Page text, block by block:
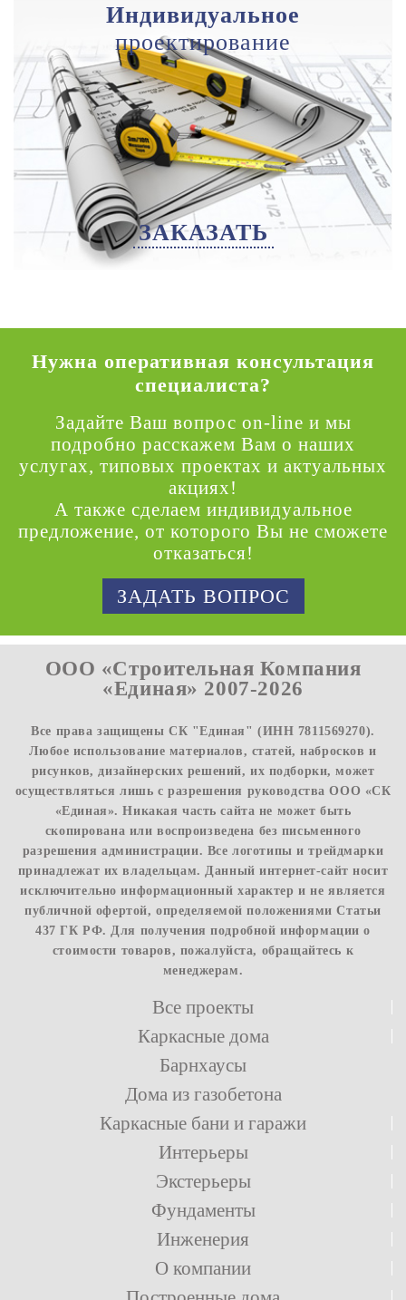
Индивидуальное
проектирование
ЗАКАЗАТЬ
Нужна оперативная консультация
специалиста?
Задайте Ваш вопрос on-line и мы
подробно расскажем Вам о наших
услугах, типовых проектах и актуальных
акциях!
А также сделаем индивидуальное
предложение, от которого Вы не сможете
отказаться!
ЗАДАТЬ ВОПРОС
ООО «Строительная Компания
«Единая» 2007-2026
Все права защищены СК "Единая" (ИНН 7811569270).
Любое использование материалов, статей, набросков и
рисунков, дизайнерских решений, их подборки, может
осуществляться лишь с разрешения руководства ООО «СК
«Единая». Никакая часть сайта не может быть
скопирована или воспроизведена без письменного
разрешения администрации. Все логотипы и трейдмарки
принадлежат их владельцам. Данный интернет-сайт носит
исключительно информационный характер и не является
публичной офертой, определяемой положениями Статьи
437 ГК РФ. Для получения подробной информации о
стоимости товаров, пожалуйста, обращайтесь к
менеджерам.
Все проекты
Каркасные дома
Барнхаусы
Дома из газобетона
Каркасные бани и гаражи
Интерьеры
Экстерьеры
Фундаменты
Инженерия
О компании